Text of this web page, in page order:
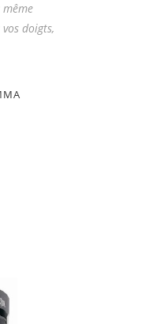
même
doigts,